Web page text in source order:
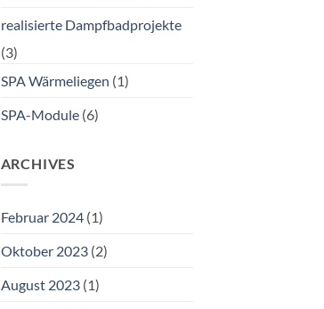
realisierte Dampfbadprojekte
(3)
SPA Wärmeliegen (1)
SPA-Module(6)
ARCHIVES
Februar 2024(1)
Oktober 2023(2)
August 2023(1)